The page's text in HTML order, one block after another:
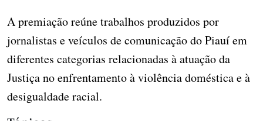
A premiação reúne trabalhos produzidos por
jornalistas e veículos de comunicação do Piauí em
diferentes categorias relacionadas à atuação da
Justiça no enfrentamento à violência doméstica e à
desigualdade racial.